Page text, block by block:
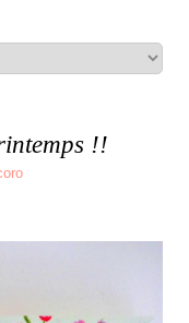
!!